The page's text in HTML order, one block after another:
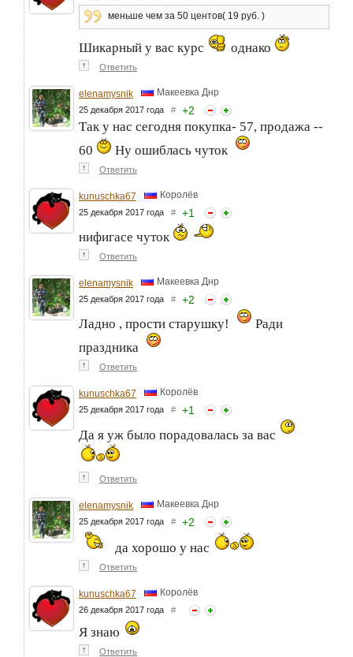
меньше чем за 50 центов( 19 руб. )
Шикарный у вас курс однако
↑ Ответить
elenamysnik Макеевка Днр
25 декабря 2017 года # +2
Так у нас сегодня покупка- 57, продажа --
60
Ну ошиблась чуток
↑ Ответить
kunuschka67 Королёв
25 декабря 2017 года # +1
нифигасе чуток
↑ Ответить
elenamysnik Макеевка Днр
25 декабря 2017 года # +2
Ладно , прости старушку!
Ради
праздника
↑ Ответить
kunuschka67 Королёв
25 декабря 2017 года # +1
Да я уж было порадовалась за вас
↑ Ответить
elenamysnik Макеевка Днр
25 декабря 2017 года # +2
да хорошо у нас
↑ Ответить
kunuschka67 Королёв
26 декабря 2017 года #
Я знаю
↑ Ответить